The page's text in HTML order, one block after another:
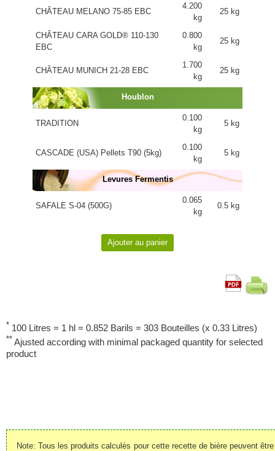
CHÂTEAU MELANO 75-85 EBC
4.200
kg
25 kg
CHÂTEAU CARA GOLD® 110-130
EBC
0.800
kg
25 kg
CHÂTEAU MUNICH 21-28 EBC
1.700
kg
25 kg
Houblon
TRADITION
0.100
kg
5 kg
CASCADE (USA) Pellets T90 (5kg)
0.100
kg
5 kg
Levures Fermentis
SAFALE S-04 (500G)
0.065
kg
0.5 kg
* 100 Litres = 1 hl = 0.852 Barils = 303 Bouteilles (x 0.33 Litres)
** Ajusted according with minimal packaged quantity for selected
product
Note: Tous les produits calculés pour cette recette de bière peuvent